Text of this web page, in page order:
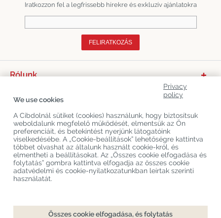
Iratkozzon fel a legfrissebb hírekre és exkluzív ajánlatokra
FELIRATKOZÁS
Rólunk
Legújabb CBD Blogok
Privacy
policy
We use cookies
A Cibdolnál sütiket (cookies) használunk, hogy biztosítsuk
weboldalunk megfelelő működését, elmentsük az Ön
preferenciáit, és betekintést nyerjünk látogatóink
viselkedésébe. A „Cookie-beállítások” lehetőségre kattintva
többet olvashat az általunk használt cookie-król, és
elmentheti a beállításokat. Az „Összes cookie elfogadása és
folytatás” gombra kattintva elfogadja az összes cookie
adatvédelmi és cookie-nyilatkozatunkban leírtak szerinti
használatát.
Összes cookie elfogadása, és folytatás
Copyright©CibdolLast updated 06-08-2026
Cibdol bv, Handelsweg 1a, 5492NL Sint-Oedenrode, the Netherlands
KvK: 76495035 VAT: NL860644923B01